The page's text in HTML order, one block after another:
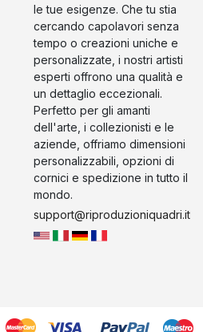
le tue esigenze. Che tu stia
cercando capolavori senza
tempo o creazioni uniche e
personalizzate, i nostri artisti
esperti offrono una qualità e
un dettaglio eccezionali.
Perfetto per gli amanti
dell'arte, i collezionisti e le
aziende, offriamo dimensioni
personalizzabili, opzioni di
cornici e spedizione in tutto il
mondo.
support@riproduzioniquadri.it